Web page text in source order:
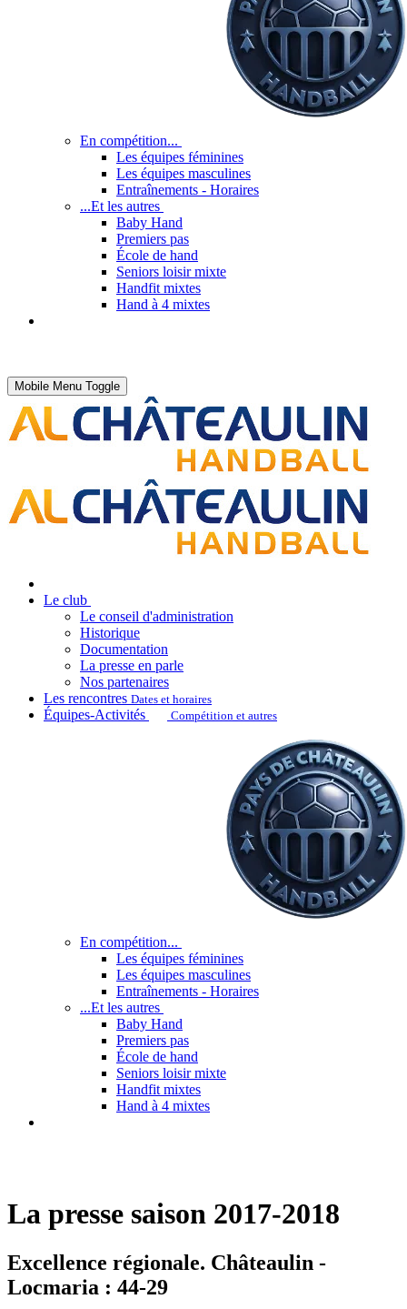
En compétition...
Les équipes féminines
Les équipes masculines
Entraînements - Horaires
...Et les autres
Baby Hand
Premiers pas
École de hand
Seniors loisir mixte
Handfit mixtes
Hand à 4 mixtes
Mobile Menu Toggle
Le club
Le conseil d'administration
Historique
Documentation
La presse en parle
Nos partenaires
Les rencontres Dates et horaires
Équipes-Activités Compétition et autres
En compétition...
Les équipes féminines
Les équipes masculines
Entraînements - Horaires
...Et les autres
Baby Hand
Premiers pas
École de hand
Seniors loisir mixte
Handfit mixtes
Hand à 4 mixtes
La presse saison 2017-2018
Excellence régionale. Châteaulin -
Locmaria : 44-29